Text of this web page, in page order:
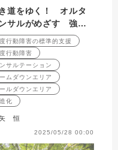
道をゆく！ オルタ
サルがめざす 強度
害の標準的支援 第7
準的支援の骨格――
セスメントをどう活
行動障害の標準的支援
行動障害
サルテーション
ムダウンエリア
ルダウンエリア
化
恒
2025/05/28 00:00